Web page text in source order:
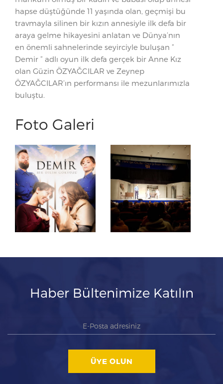
hapse düştüğünde 11 yaşında olan, geçmişi bu
travmayla silinen bir kızın annesiyle ilk defa bir
araya gelme hikayesini anlatan ve Dünya’nın
en önemli sahnelerinde seyirciyle buluşan ”
Demir ” adlı oyun ilk defa gerçek bir Anne Kız
olan Güzin ÖZYAĞCILAR ve Zeynep
ÖZYAĞCILAR’ın performansı ile mezunlarımızla
buluştu.
Foto Galeri
Haber Bültenimize Katılın
ÜYE OLUN